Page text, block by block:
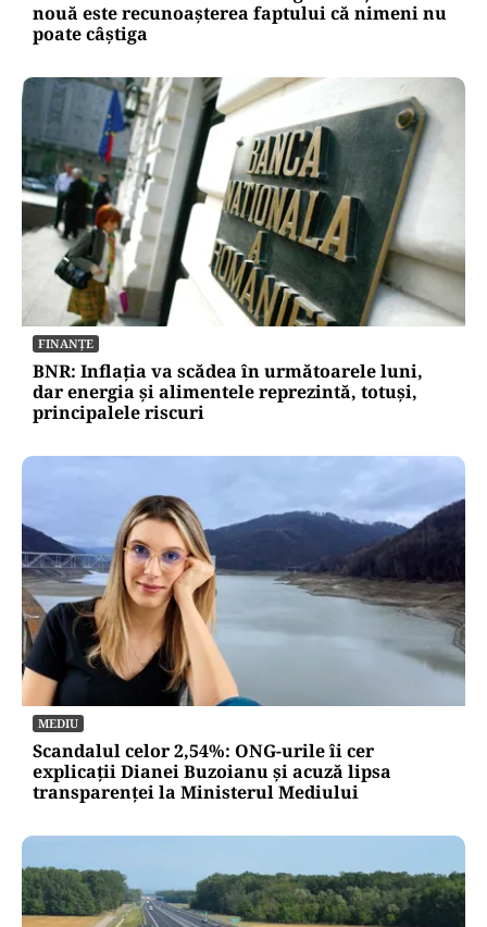
nouă este recunoașterea faptului că nimeni nu
poate câștiga
FINANȚE
BNR: Inflația va scădea în următoarele luni,
dar energia și alimentele reprezintă, totuși,
principalele riscuri
MEDIU
Scandalul celor 2,54%: ONG-urile îi cer
explicații Dianei Buzoianu și acuză lipsa
transparenței la Ministerul Mediului